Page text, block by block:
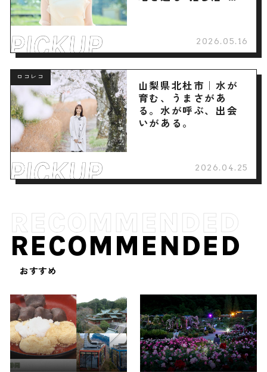
2026.05.16
ロコレコ
山梨県北杜市｜水が
育む、うまさがあ
る。水が呼ぶ、出会
いがある。
2026.04.25
RECOMMENDED
おすすめ